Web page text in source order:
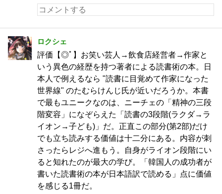
ロクシェ
評価【◎ﾟ】お笑い芸人→飲食店経営者→作家と
いう異色の経歴を持つ著者による読書術の本。日
本人で例えるなら "読書に目覚めて作家になった
世界線" のたむらけんじ氏が近いだろうか。本書
で最もユニークなのは、ニーチェの「精神の三段
階変容」になぞらえた「読書の3段階(ラクダ→ラ
イオン→子ども)」だ。正直この部分(第2部)だけ
でも立ち読みする価値は十二分にある。内容が刺
さったらレジへ進もう。自身がライオン段階にい
ると知れたのが最大の学び。「韓国人の成功者が
書いた読書術の本が日本語訳で読める」点に価値
を感じる1冊だ。